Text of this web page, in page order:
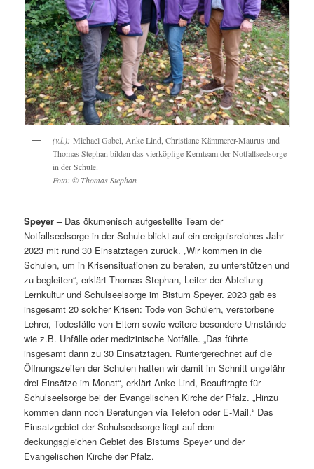
(v.l.): Michael Gabel, Anke Lind, Christiane Kämmerer-Maurus und
Thomas Stephan bilden das vierköpfige Kernteam der Notfallseelsorge
in der Schule.
Foto: © Thomas Stephan
Speyer – Das ökumenisch aufgestellte Team der
Notfallseelsorge in der Schule blickt auf ein ereignisreiches Jahr
2023 mit rund 30 Einsatztagen zurück. „Wir kommen in die
Schulen, um in Krisensituationen zu beraten, zu unterstützen und
zu begleiten“, erklärt Thomas Stephan, Leiter der Abteilung
Lernkultur und Schulseelsorge im Bistum Speyer. 2023 gab es
insgesamt 20 solcher Krisen: Tode von Schülern, verstorbene
Lehrer, Todesfälle von Eltern sowie weitere besondere Umstände
wie z.B. Unfälle oder medizinische Notfälle. „Das führte
insgesamt dann zu 30 Einsatztagen. Runtergerechnet auf die
Öffnungszeiten der Schulen hatten wir damit im Schnitt ungefähr
drei Einsätze im Monat“, erklärt Anke Lind, Beauftragte für
Schulseelsorge bei der Evangelischen Kirche der Pfalz. „Hinzu
kommen dann noch Beratungen via Telefon oder E-Mail.“ Das
Einsatzgebiet der Schulseelsorge liegt auf dem
deckungsgleichen Gebiet des Bistums Speyer und der
Evangelischen Kirche der Pfalz.